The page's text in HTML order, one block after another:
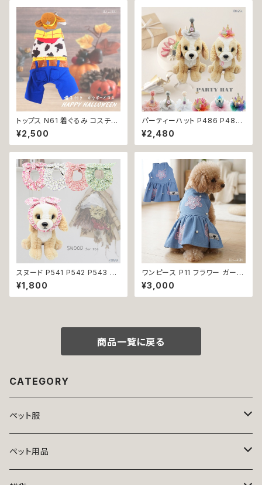
ー ホワイト うさぎ ラビット 祭り
極小 小型 猫 ペット 服 犬服 猫
服 古風 伝統 夏 日本 ギフト プ
レゼント 贈り物 返品交換不可
れ かわいい お出かけ 返品交換
不可
トップス N61 着ぐるみ コスチュ
ーム コスプレ キャラクター ブル
ー ホワイト レッド 帽子付き カ
ウボーイ 衣装 仮装 変身 ハロ
ペット 服 犬服 猫服 洋服 オシャ
レ かわいい 小型犬 返品交換不
可
¥2,500
パーティーハット P486 P487
P488 P489 P490 P491 三
角帽子 とんがり帽子 王冠 帽子
ハット 誕生日 パーティー ドック
ッグ ウェア ドッグウエア 犬洋服
犬の洋服 洋服 猫 猫服 猫の服
ペット 小型犬 中型犬 おしゃれ
かわいい 可愛い 返品交換不可
¥2,480
スヌード P541 P542 P543 P5
44 カチューシャ 耳カバー 小花
模様 花 汚れ防止 濡れ防止 ドッ
グウェア ドッグ ウェア 犬 猫 ペ
¥1,800
ワンピース P11 フラワー ガーリ
ー かわいい ドッグウェア dog
犬 猫 ペット 服 犬服 猫服 小型
犬 返品交換不可
¥3,000
商品一覧に戻る
CATEGORY
ペット服
トップス
ペット用品